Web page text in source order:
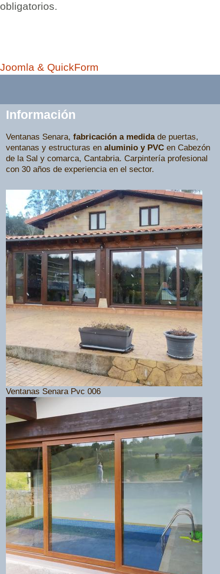
obligatorios.
Joomla & QuickForm
Información
Ventanas Senara, fabricación a medidade puertas,
ventanas y estructuras en aluminio y PVC en Cabezón
de la Sal y comarca, Cantabria. Carpintería profesional
con 30 años de experiencia en el sector.
Ventanas Senara Pvc 006